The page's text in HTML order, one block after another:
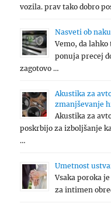
vozila. prav tako dobro
Nasveti ob
Vemo, da
ponuja precej
zagotovo …
Akustika za
zmanjševanje
Akustika za
poskrbijo za izboljšanje
…
Umetnost
Vsaka poroka
za intimen